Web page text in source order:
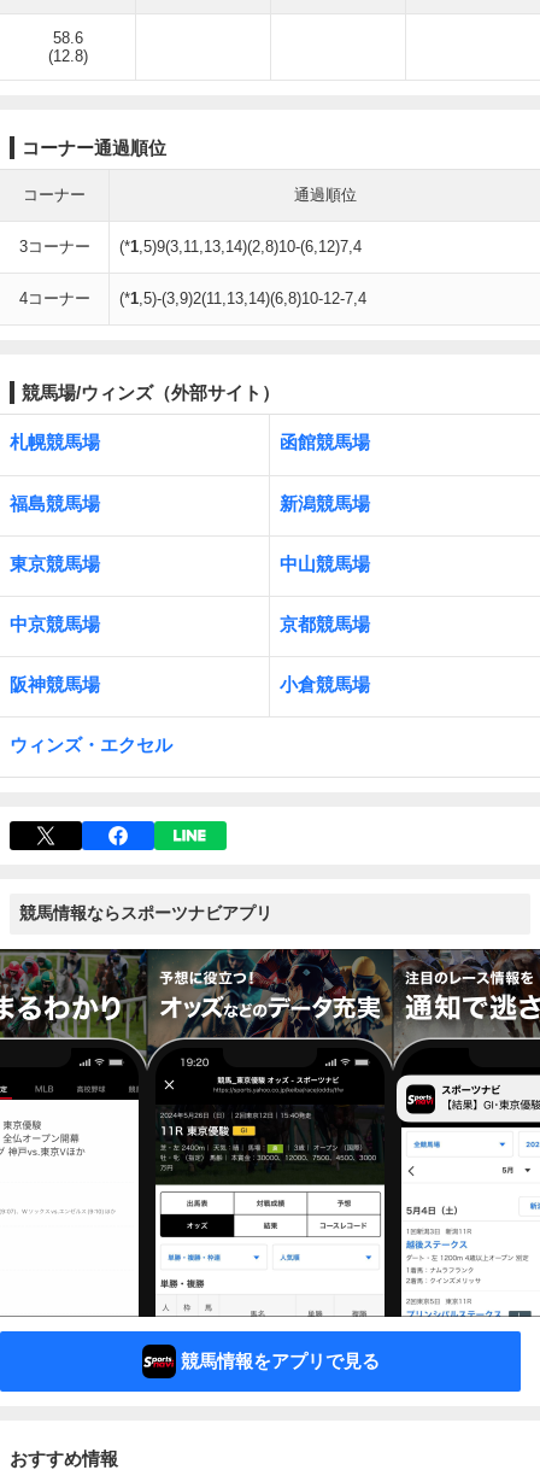
58.6
(12.8)
コーナー通過順位
コーナー 通過順位
3コーナー (*1,5)9(3,11,13,14)(2,8)10-(6,12)7,4
4コーナー (*1,5)-(3,9)2(11,13,14)(6,8)10-12-7,4
競馬場/ウィンズ（外部サイト）
札幌競馬場 函館競馬場
福島競馬場 新潟競馬場
東京競馬場 中山競馬場
中京競馬場 京都競馬場
阪神競馬場 小倉競馬場
ウィンズ・エクセル
競馬情報ならスポーツナビアプリ
競馬情報をアプリで見る
おすすめ情報